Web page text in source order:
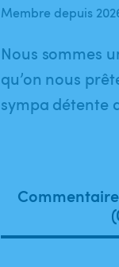
Membre depuis
Nous sommes
qu’on nous
sympa détente